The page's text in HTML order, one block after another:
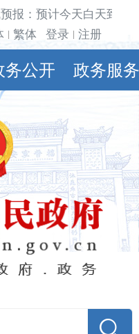
报：预计今天白天到
繁体 登录 注册
务公开 政务服务